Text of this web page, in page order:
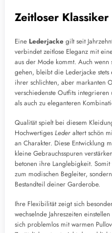
Zeitloser Klassiker
Eine Lederjacke gilt seit
verbindet zeitlose Eleganz mit
aus der Mode kommt. Auch wenn
gehen, bleibt die Lederjacke stets
ihrer schlichten, aber markanten
verschiedenste Outfits integrieren
als auch zu eleganteren
Qualität spielt bei diesem
Hochwertiges Leder altert schön
an Charakter. Diese Entwicklung
kleine Gebrauchsspuren
betonen ihre Langlebigkeit.
zum modischen Begleiter,
Bestandteil deiner Garderobe.
Ihre Flexibilität zeigt sich
wechselnde Jahreszeiten
sich problemlos mit warmen